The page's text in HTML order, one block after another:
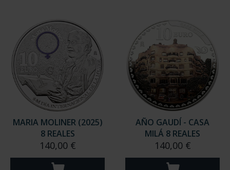
MARIA MOLINER (2025)
8 REALES
140,00 €
AÑO GAUDÍ - CASA
MILÁ 8 REALES
140,00 €